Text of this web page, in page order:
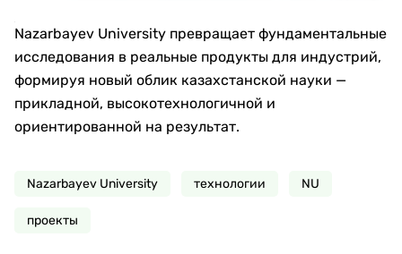
Nazarbayev University превращает фундаментальные
исследования в реальные продукты для индустрий,
формируя новый облик казахстанской науки —
прикладной, высокотехнологичной и
ориентированной на результат.
Nazarbayev University технологии NU
проекты